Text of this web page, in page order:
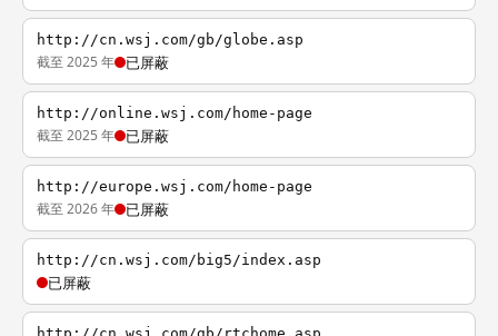
http://cn.wsj.com/gb/globe.asp
截至 2025 年 已屏蔽
http://online.wsj.com/home-page
截至 2025 年 已屏蔽
http://europe.wsj.com/home-page
截至 2026 年 已屏蔽
http://cn.wsj.com/big5/index.asp
已屏蔽